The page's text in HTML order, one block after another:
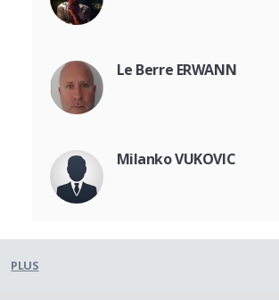
Le Berre ERWANN
Milanko VUKOVIC
PLUS